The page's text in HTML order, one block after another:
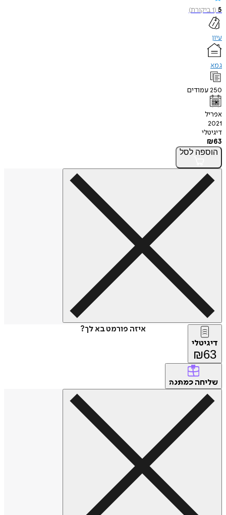
5
(
1ביקורת)
עיון
גמא
250עמודים
אפריל
2021
דיגיטלי
₪63
הוספה לסל
איזה פורמט בא לך?
דיגיטלי
₪63
שליחה כמתנה